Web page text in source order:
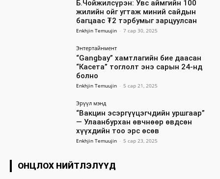
Б.Чойжилсүрэн: Увс аймгийн 100
жилийн ойг угтаж миний сайдын
багцаас ₮2 тэрбумыг зарцуулсан
Enkhjin Temuujin - 7 сар 30, 2025
Энтертайнмент
“Gangbay” хамтлагийн бие даасан
“Касета” тоглолт энэ сарын 24-нд
болно
Enkhjin Temuujin - 5 сар 21, 2025
Эрүүл мэнд
“Вакцин эсэргүүцэгчдийн уршгаар”
— Улаанбурхан өвчнөөр өвдсөн
хүүхдийн тоо эрс өсөв
Enkhjin Temuujin - 5 сар 23, 2025
ОНЦЛОХ НИЙТЛЭЛҮҮД